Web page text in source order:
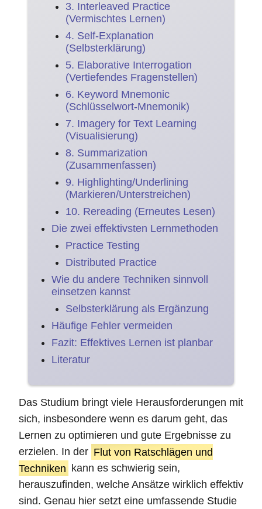
3. Interleaved Practice
(Vermischtes Lernen)
4. Self-Explanation
(Selbsterklärung)
5. Elaborative Interrogation
(Vertiefendes Fragenstellen)
6. Keyword Mnemonic
(Schlüsselwort-Mnemonik)
7. Imagery for Text Learning
(Visualisierung)
8. Summarization
(Zusammenfassen)
9. Highlighting/Underlining
(Markieren/Unterstreichen)
10. Rereading (Erneutes Lesen)
Die zwei effektivsten Lernmethoden
Practice Testing
Distributed Practice
Wie du andere Techniken sinnvoll
einsetzen kannst
Selbsterklärung als Ergänzung
Häufige Fehler vermeiden
Fazit: Effektives Lernen ist planbar
Literatur
Das Studium bringt viele Herausforderungen mit
sich, insbesondere wenn es darum geht, das
Lernen zu optimieren und gute Ergebnisse zu
erzielen. In der Flut von Ratschlägen und
Techniken kann es schwierig sein,
herauszufinden, welche Ansätze wirklich effektiv
sind. Genau hier setzt eine umfassende Studie